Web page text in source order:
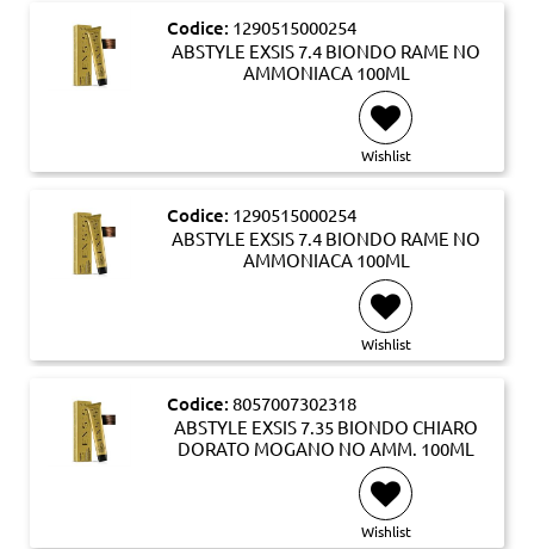
Codice: 1290515000254
ABSTYLE EXSIS 7.4 BIONDO RAME NO
AMMONIACA 100ML
Wishlist
Codice: 1290515000254
ABSTYLE EXSIS 7.4 BIONDO RAME NO
AMMONIACA 100ML
Wishlist
Codice: 8057007302318
ABSTYLE EXSIS 7.35 BIONDO CHIARO
DORATO MOGANO NO AMM. 100ML
Wishlist